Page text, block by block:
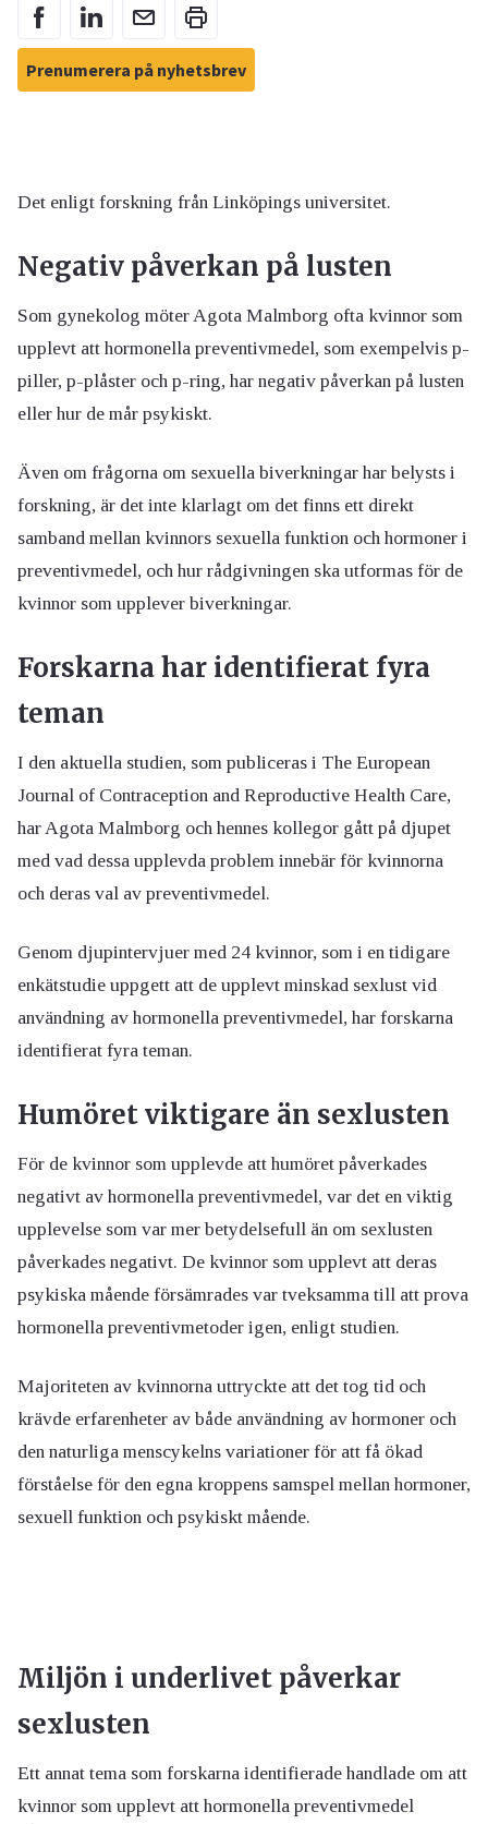
Prenumerera på nyhetsbrev
Det enligt forskning från Linköpings universitet.
Negativ påverkan på lusten
Som gynekolog möter Agota Malmborg ofta kvinnor som
upplevt att hormonella preventivmedel, som exempelvis p-
piller, p-plåster och p-ring, har negativ påverkan på lusten
eller hur de mår psykiskt.
Även om frågorna om sexuella biverkningar har belysts i
forskning, är det inte klarlagt om det finns ett direkt
samband mellan kvinnors sexuella funktion och hormoner i
preventivmedel, och hur rådgivningen ska utformas för de
kvinnor som upplever biverkningar.
Forskarna har identifierat fyra
teman
I den aktuella studien, som publiceras i The European
Journal of Contraception and Reproductive Health Care,
har Agota Malmborg och hennes kollegor gått på djupet
med vad dessa upplevda problem innebär för kvinnorna
och deras val av preventivmedel.
Genom djupintervjuer med 24 kvinnor, som i en tidigare
enkätstudie uppgett att de upplevt minskad sexlust vid
användning av hormonella preventivmedel, har forskarna
identifierat fyra teman.
Humöret viktigare än sexlusten
För de kvinnor som upplevde att humöret påverkades
negativt av hormonella preventivmedel, var det en viktig
upplevelse som var mer betydelsefull än om sexlusten
påverkades negativt. De kvinnor som upplevt att deras
psykiska mående försämrades var tveksamma till att prova
hormonella preventivmetoder igen, enligt studien.
Majoriteten av kvinnorna uttryckte att det tog tid och
krävde erfarenheter av både användning av hormoner och
den naturliga menscykelns variationer för att få ökad
förståelse för den egna kroppens samspel mellan hormoner,
sexuell funktion och psykiskt mående.
Miljön i underlivet påverkar
sexlusten
Ett annat tema som forskarna identifierade handlade om att
kvinnor som upplevt att hormonella preventivmedel